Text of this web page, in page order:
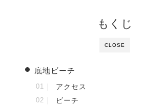
CLOSE
もくじ
底地ビーチ
アクセス
ビーチ